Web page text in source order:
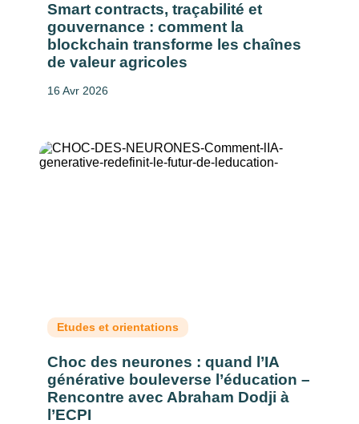
Smart contracts, traçabilité et
gouvernance : comment la
blockchain transforme les chaînes
de valeur agricoles
16 Avr 2026
Etudes et orientations
Choc des neurones : quand l’IA
générative bouleverse l’éducation –
Rencontre avec Abraham Dodji à
l’ECPI